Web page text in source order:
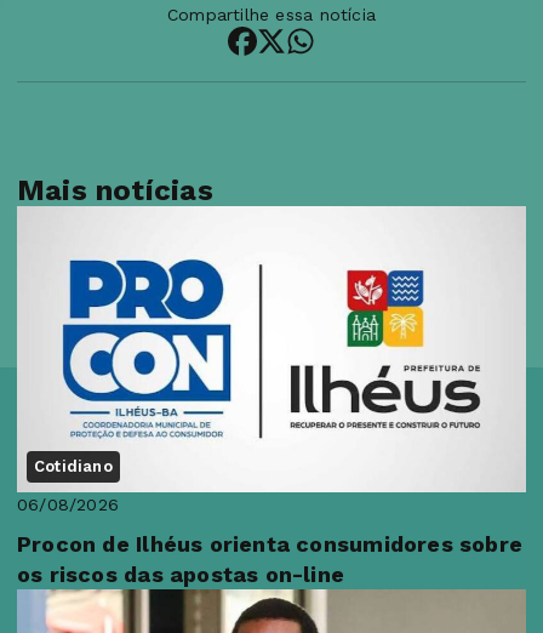
Compartilhe essa notícia
Mais notícias
Cotidiano
06/08/2026
Procon de Ilhéus orienta consumidores sobre
os riscos das apostas on-line